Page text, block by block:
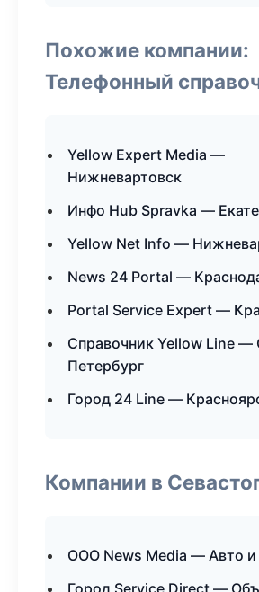
Похожие компании:
Телефонный
Yellow Expert Media —
Нижневартовск
Инфо Hub Spravka —
Yellow Net Info —
News 24 Portal —
Portal Service Expert —
Справочник Yellow Line —
Петербург
Город 24 Line —
Компании в
ООО News Media — Авто и
Город Service Direct —